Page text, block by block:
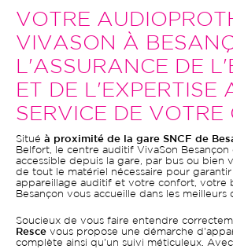
VOTRE
VIVASON À
L'ASSURANCE DE
ET DE L'EXPERTISE
SERVICE DE VOTRE
Situé à proximité de la gare SNCF de
Belfort, le centre auditif VivaSon Besançon
accessible depuis la gare, par bus ou bien
de tout le matériel nécessaire pour
appareillage auditif et votre confort, votre
Besançon vous accueille dans les meilleurs
Soucieux de vous faire entendre
Resce vous propose une démarche
complète ainsi qu'un suivi méticuleux.